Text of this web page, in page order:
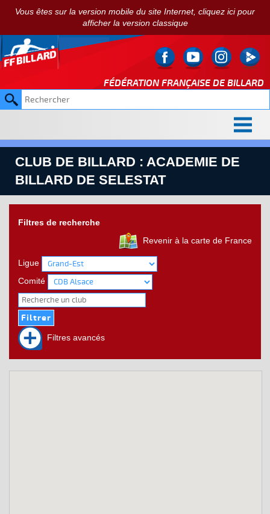
Vous êtes sur la version mobile du site Internet, cliquez ici pour
afficher la version classique
FÉDÉRATION FRANÇAISE DE BILLARD
CLUB DE BILLARD : ACADEMIE DE
BILLARD DE SELESTAT
Filtres de recherche
Revenir à la carte de France
Ligue
Comité
Filtres avancés